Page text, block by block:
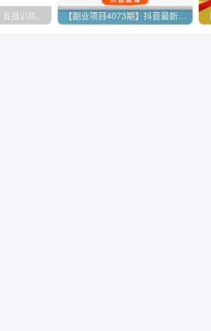
【副业项目4073期】抖音最新偏门不露脸直播项目，小白零成本暴力撸金日入1000+